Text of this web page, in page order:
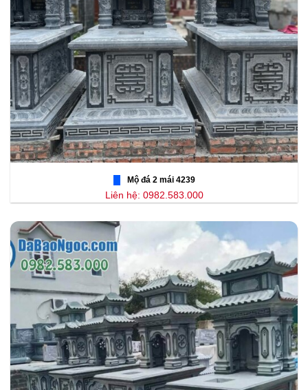
Mộ đá 2 mái 4239
Liên hệ: 0982.583.000